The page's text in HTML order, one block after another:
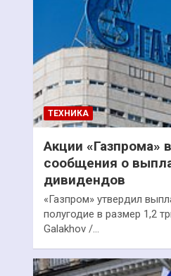
ТЕХНИКА
Акции «Газпрома»
сообщения о
дивидендов
«Газпром» утвердил
полугодие в размер 1,2
Galakhov /…